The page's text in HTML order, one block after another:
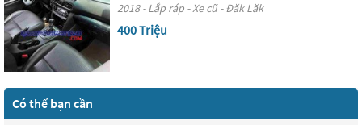
2018 - Lắp ráp - Xe cũ - Đăk Lăk
400 Triệu
Có thể bạn cần